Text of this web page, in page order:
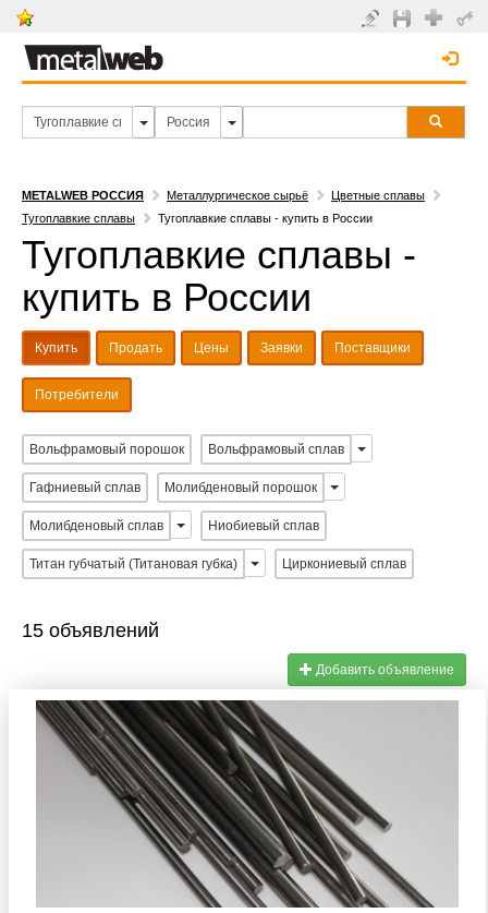
METALWEB РОССИЯ Металлургическое сырьё
Цветные сплавы
Тугоплавкие сплавы
Тугоплавкие сплавы - купить в России
Тугоплавкие сплавы -
купить в России
Купить Продать Цены Заявки Поставщики
Потребители
Вольфрамовый порошок Вольфрамовый сплав
Гафниевый сплав Молибденовый порошок
Молибденовый сплав Ниобиевый сплав
Титан губчатый (Титановая губка) Циркониевый сплав
15 объявлений
Добавить объявление